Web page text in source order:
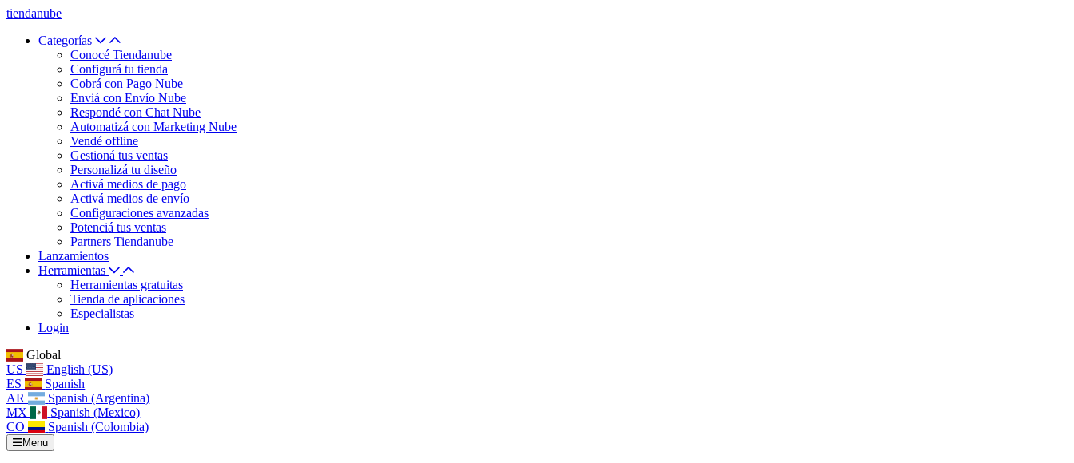
tiendanube
Categorías
Conocé Tiendanube
Configurá tu tienda
Cobrá con Pago Nube
Enviá con Envío Nube
Respondé con Chat Nube
Automatizá con Marketing Nube
Vendé offline
Gestioná tus ventas
Personalizá tu diseño
Activá medios de pago
Activá medios de envío
Configuraciones avanzadas
Potenciá tus ventas
Partners Tiendanube
Lanzamientos
Herramientas
Herramientas gratuitas
Tienda de aplicaciones
Especialistas
Login
Global
US
English (US)
ES
Spanish
AR
Spanish (Argentina)
MX
Spanish (Mexico)
CO
Spanish (Colombia)
Menu